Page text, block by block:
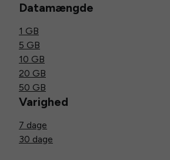
Datamængde
1 GB
5 GB
10 GB
20 GB
50 GB
Varighed
7 dage
30 dage